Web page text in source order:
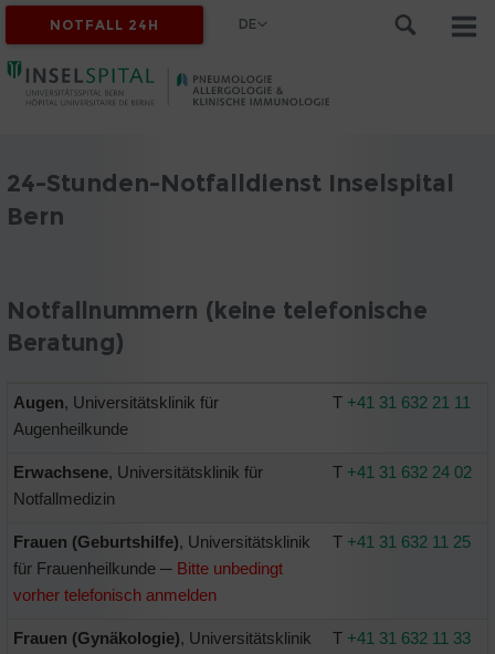
NOTFALL 24H DE
24-Stunden-Notfalldienst Inselspital
Bern
Notfallnummern (keine telefonische
Beratung)
Augen, Universitätsklinik für
Augenheilkunde
T +41 31 632 21 11
Erwachsene, Universitätsklinik für
Notfallmedizin
T +41 31 632 24 02
Frauen (Geburtshilfe), Universitätsklinik
für Frauenheilkunde ─ Bitte unbedingt
vorher telefonisch anmelden
T +41 31 632 11 25
Frauen (Gynäkologie), Universitätsklinik
T +41 31 632 11 33